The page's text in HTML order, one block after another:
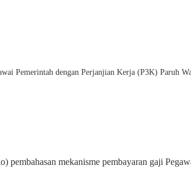
Pemerintah dengan Perjanjian Kerja (P3K) Paruh
mekanisme pembayaran gaji